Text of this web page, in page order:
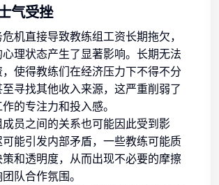
气受挫
机直接导致教练组工资长期拖欠，
理状态产生了显著影响。长期无法
使得教练们在经济压力下不得不分
寻找其他收入来源，这严重削弱了
的专注力和投入感。
成员之间的关系也可能因此受到影
能引发内部矛盾，一些教练可能质
和透明度，从而出现不必要的摩擦
队合作氛围。